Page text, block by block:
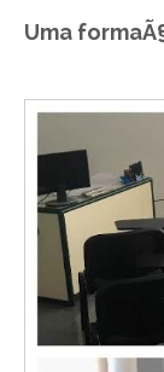
Uma